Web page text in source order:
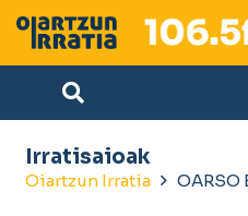
Irratisaioak
Oiartzun Irratia OARSO